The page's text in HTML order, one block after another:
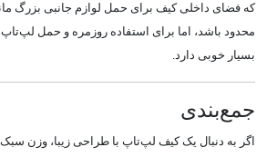
که فضای داخلی کیف برای حمل لوازم جانبی بزرگ
محدود باشد، اما برای استفاده روزمره و حمل
بسیار خوبی دارد.
جمع‌بندی
اگر به دنبال یک کیف لپ‌تاپ با طراحی زیبا، وزن